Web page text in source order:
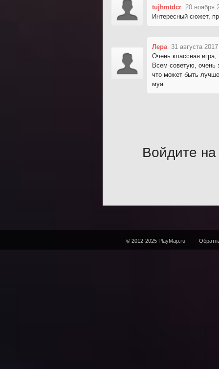
tujhmtdcr 20 ноября
Интересный сюжет,
Лера 31 августа
Очень классная
Всем советую, очень
что может быть лучше
муа
Войдите на
© 2012-2025 PlayMap.ru